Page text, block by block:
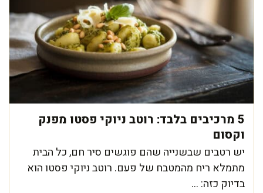
5 מרכיבים בלבד: רוטב ניוקי פסטו מפנק
וקסום
יש רטבים שבשנייה שהם פוגשים סיר חם, כל הבית
מתמלא ריח מהמטבח של פעם. רוטב ניוקי פסטו הוא
בדיוק כזה: ...